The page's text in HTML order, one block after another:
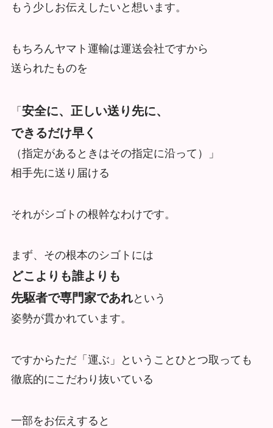
もう少しお伝えしたいと想います。
もちろんヤマト運輸は運送会社ですから
送られたものを
「 安全に、正しい送り先に、
できるだけ早く
（指定があるときはその指定に沿って）」
相手先に送り届ける
それがシゴトの根幹なわけです。
まず、その根本のシゴトには
どこよりも誰よりも
先駆者で専門家であれという
姿勢が貫かれています。
ですからただ「運ぶ」ということひとつ取っても
徹底的にこだわり抜いている
一部をお伝えすると